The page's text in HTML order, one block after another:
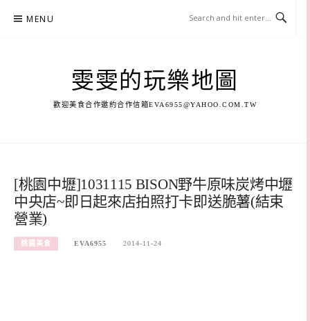
MENU
雯雯的玩樂地圖
歡迎美食合作邀約合作信箱EVA6955@YAHOO.COM.TW
[桃園中壢]1031115 BISON野牛原味炭烤中壢
中央店~即日起來店拍照打卡即送脆薯(結束
營業)
桃園美食 EVA6955 2014-11-24